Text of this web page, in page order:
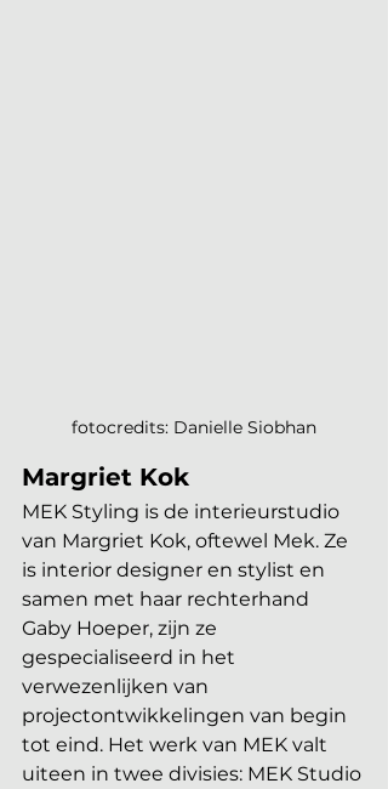
fotocredits: Danielle Siobhan
Margriet Kok
MEK Styling is de interieurstudio
van Margriet Kok, oftewel Mek. Ze
is interior designer en stylist en
samen met haar rechterhand
Gaby Hoeper, zijn ze
gespecialiseerd in het
verwezenlijken van
projectontwikkelingen van begin
tot eind. Het werk van MEK valt
uiteen in twee divisies: MEK Studio